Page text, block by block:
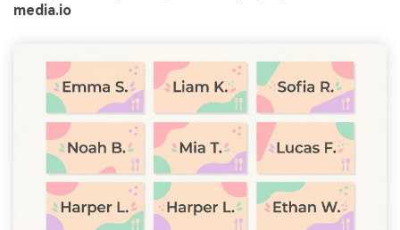
media.io